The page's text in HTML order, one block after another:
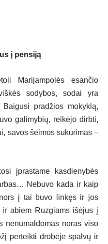
į pensiją
Marijampolės esančio
sodybos, sodai yra
pradžios mokyklą,
galimybių, reikėjo dirbti,
savos šeimos sukūrimas –
įprastame kasdienybės
Nebuvo kada ir kaip
į tai buvo linkęs ir jos
abiem Ruzgiams išėjus į
nenumaldomas noras viso
perteikti drobėje spalvų ir